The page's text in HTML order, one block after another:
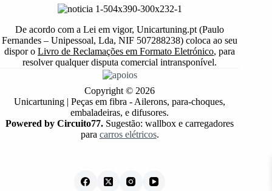
De acordo com a Lei em vigor, Unicartuning.pt (Paulo
Fernandes – Unipessoal, Lda, NIF 507288238) coloca ao seu
dispor oLivro de Reclamações em Formato Eletrónico, para
resolver qualquer disputa comercial intransponível.
Copyright © 2026
Unicartuning | Peças em fibra - Ailerons, para-choques,
embaladeiras, e difusores.
Powered by Circuito77. Sugestão: wallbox e carregadores
para carros elétricos.